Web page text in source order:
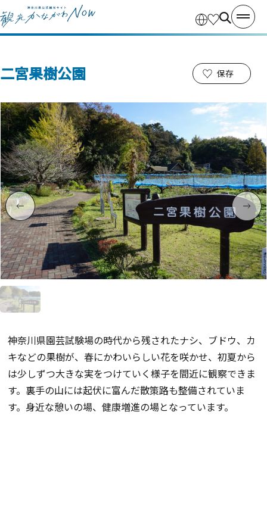
二宮果樹公園 保存
神奈川県園芸試験場の時代から残されたナシ、ブドウ、カ
キなどの果樹が、春にかわいらしい花を咲かせ、初夏から
は少しずつ大きな実をつけていく様子を間近に観察できま
す。裏手の山には起伏に富んだ散策路も整備されていま
す。身近な憩いの場、健康増進の場となっています。